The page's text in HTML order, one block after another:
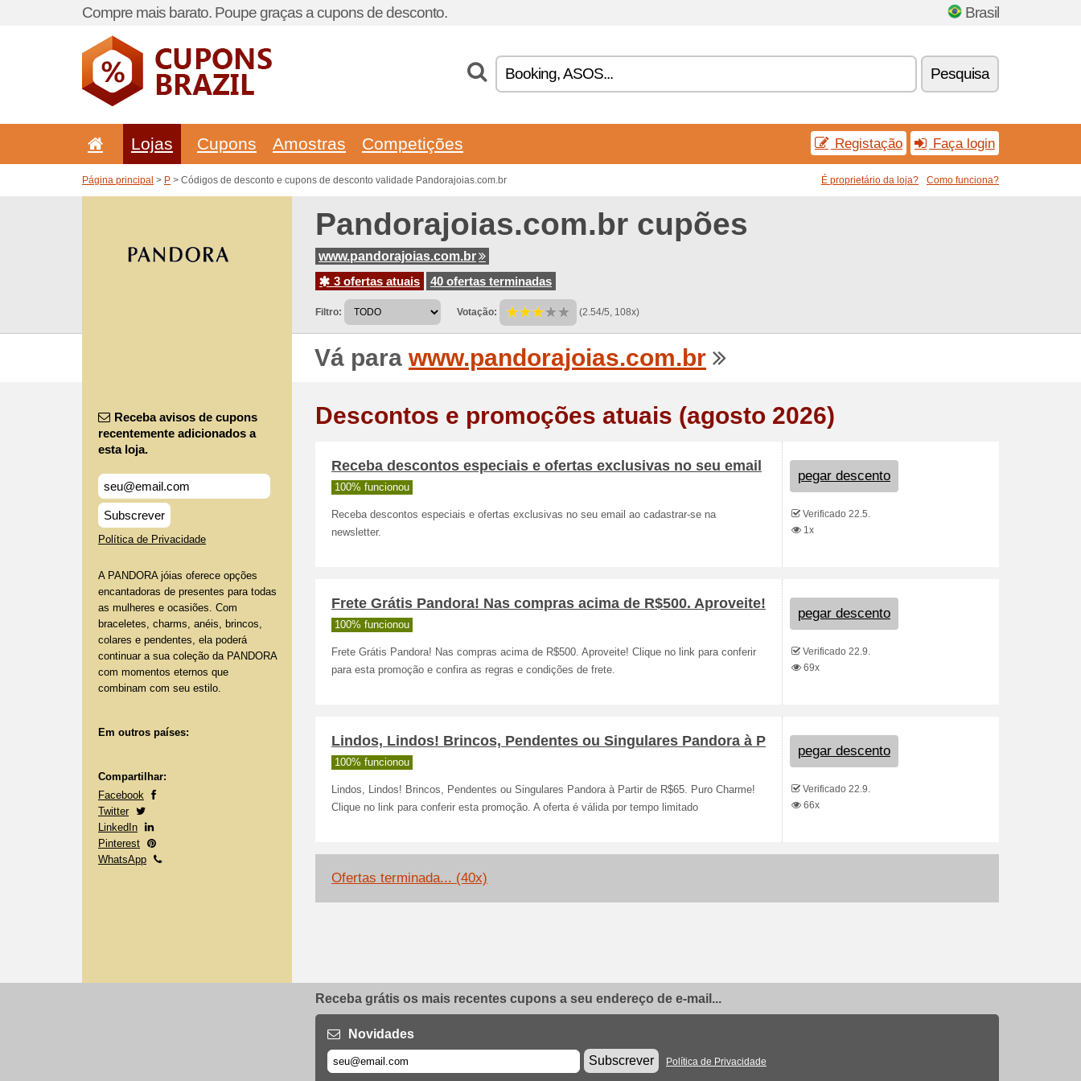
Compre mais barato. Poupe graças a cupons de desconto. Brasil
Pesquisa
Lojas Cupons Amostras Competições Registação Faça login
Página principal > P > Códigos de desconto e cupons de desconto validade Pandorajoias.com.br É proprietário da loja? Como funciona?
Pandorajoias.com.br cupões
www.pandorajoias.com.br
3 ofertas atuais
40 ofertas terminadas
Filtro: Votação: (2.54/5, 108x)
Vá para www.pandorajoias.com.br
Receba avisos de cupons
recentemente adicionados a
esta loja.
Subscrever
Política de Privacidade
A PANDORA jóias oferece opções
encantadoras de presentes para todas
as mulheres e ocasiões. Com
braceletes, charms, anéis, brincos,
colares e pendentes, ela poderá
continuar a sua coleção da PANDORA
com momentos eternos que
combinam com seu estilo.
Em outros países:
Compartilhar:
Facebook
Twitter
LinkedIn
Pinterest
WhatsApp
Descontos e promoções atuais (agosto 2026)
Receba descontos especiais e ofertas exclusivas no seu email
100% funcionou
Receba descontos especiais e ofertas exclusivas no seu email ao cadastrar-se na
newsletter.
pegar descento
Verificado 22.5.
1x
Frete Grátis Pandora! Nas compras acima de R$500. Aproveite!
100% funcionou
Frete Grátis Pandora! Nas compras acima de R$500. Aproveite! Clique no link para conferir
para esta promoção e confira as regras e condições de frete.
pegar descento
Verificado 22.9.
69x
Lindos, Lindos! Brincos, Pendentes ou Singulares Pandora à P
100% funcionou
Lindos, Lindos! Brincos, Pendentes ou Singulares Pandora à Partir de R$65. Puro Charme!
Clique no link para conferir esta promoção. A oferta é válida por tempo limitado
pegar descento
Verificado 22.9.
66x
Ofertas terminada... (40x)
Receba grátis os mais recentes cupons a seu endereço de e-mail...
Novidades
Subscrever
Política de Privacidade